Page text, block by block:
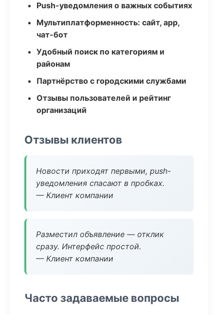
Push-уведомления о важных событиях
Мультиплатформенность: сайт, app,
чат-бот
Удобный поиск по категориям и
районам
Партнёрство с городскими службами
Отзывы пользователей и рейтинг
организаций
Отзывы клиентов
Новости приходят первыми, push-
уведомления спасают в пробках.
— Клиент компании
Разместил объявление — отклик
сразу. Интерфейс простой.
— Клиент компании
Часто задаваемые вопросы